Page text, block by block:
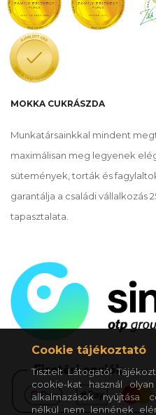
MOKKA CUKRÁSZDA
Munkatársainkkal mindent
maximálisan meg legyenek
sütemények, torták és
garantálja a családi vállalkozás
tapasztalata.
Cookie tájékoztató
Tisztelt Látogató!
cookie-kat használ
alkalmazások nyújtása
nélkül nem lennének